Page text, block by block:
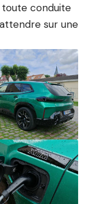
conduite
sur une